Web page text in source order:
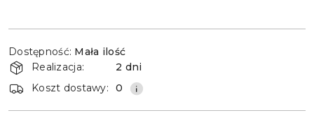
i
dostawa
Dostępność: Mała ilość
Realizacja:
2 dni
Koszt dostawy:
0